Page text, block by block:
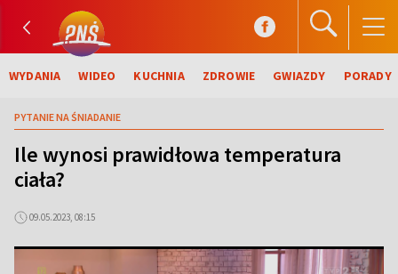
WYDANIA WIDEO KUCHNIA ZDROWIE GWIAZDY PORADY
PYTANIE NA ŚNIADANIE
Ile wynosi prawidłowa temperatura
ciała?
09.05.2023, 08:15